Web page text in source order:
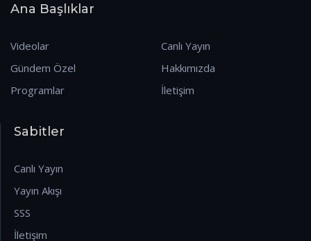
Ana Başlıklar
Videolar
Gündem Özel
Programlar
Canlı Yayın
Hakkımızda
İletişim
Sabitler
Canlı Yayın
Yayın Akışı
SSS
İletişim